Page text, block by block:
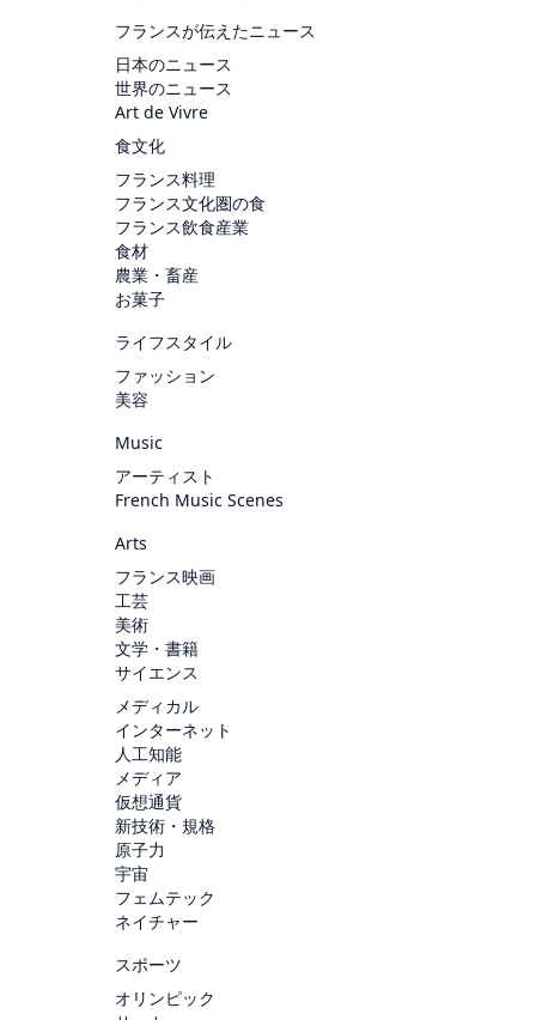
フランスが伝えたニュース
日本のニュース
世界のニュース
Art de Vivre
食文化
フランス料理
フランス文化圏の食
フランス飲食産業
食材
農業・畜産
お菓子
ライフスタイル
ファッション
美容
Music
アーティスト
French Music Scenes
Arts
フランス映画
工芸
美術
文学・書籍
サイエンス
メディカル
インターネット
人工知能
メディア
仮想通貨
新技術・規格
原子力
宇宙
フェムテック
ネイチャー
スポーツ
オリンピック